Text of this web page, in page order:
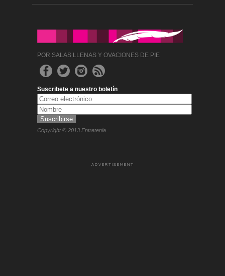
POR SALAS LLENAS Y OVACIONES DE PIE
Suscribete a nuestro boletín
Copyright © 2013 Entretenia
ADVERTISEMENT